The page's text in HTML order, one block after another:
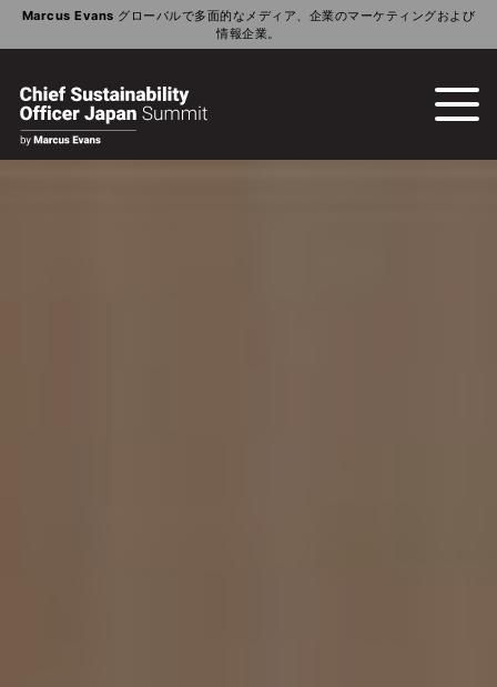
Marcus Evans グローバルで多面的なメディア、企業のマーケティングおよび
情報企業。